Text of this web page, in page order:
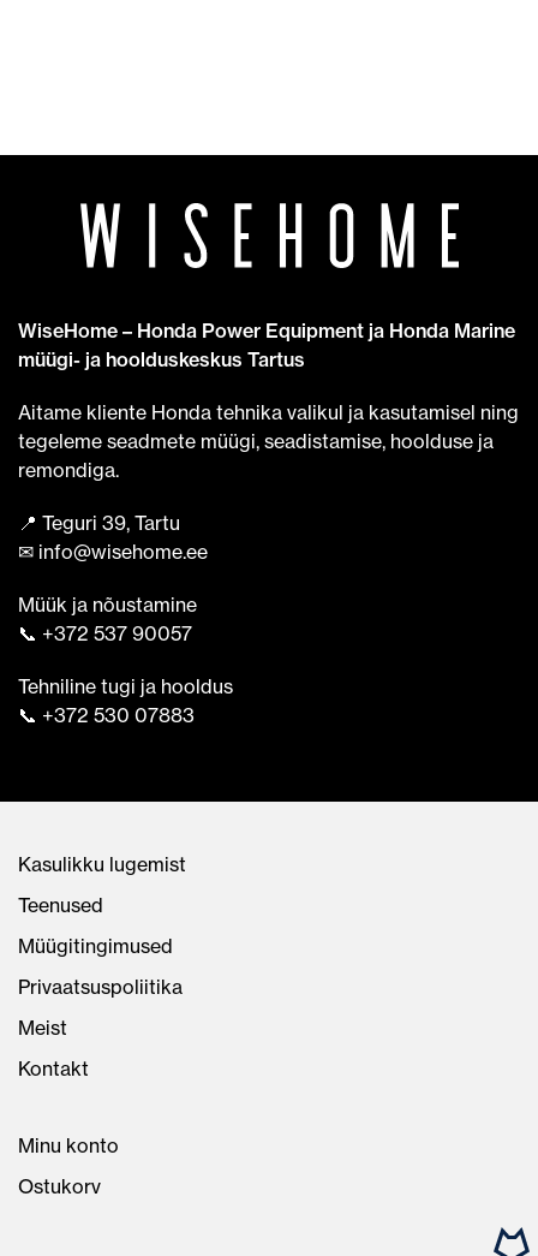
WiseHome – Honda Power Equipment ja Honda Marine
müügi- ja hoolduskeskus Tartus
Aitame kliente Honda tehnika valikul ja kasutamisel ning
tegeleme seadmete müügi, seadistamise, hoolduse ja
remondiga.
📍 Teguri 39, Tartu
✉ info@wisehome.ee
Müük ja nõustamine
📞 +372 537 90057
Tehniline tugi ja hooldus
📞 +372 530 07883
Kasulikku lugemist
Teenused
Müügitingimused
Privaatsuspoliitika
Meist
Kontakt
Minu konto
Ostukorv